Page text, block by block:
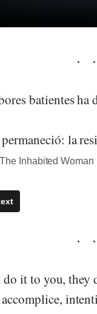
batientes
la
Inhabited Woman
do it to you,